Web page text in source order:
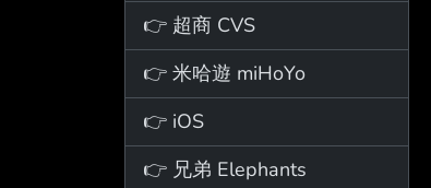
👉 超商 CVS
👉 米哈遊 miHoYo
👉 iOS
👉 兄弟 Elephants